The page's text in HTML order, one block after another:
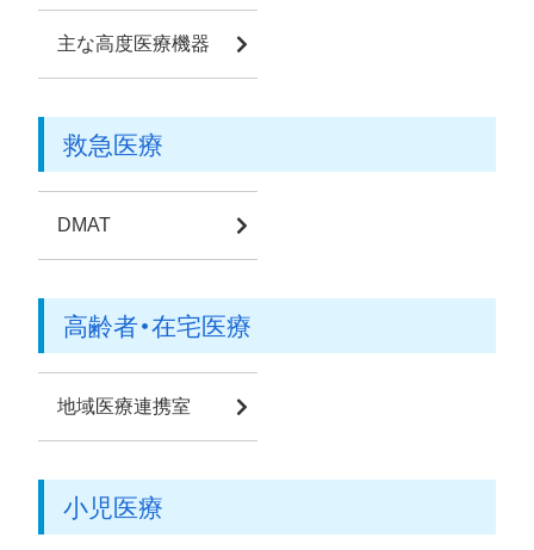
主な高度医療機器
救急医療
DMAT
高齢者・在宅医療
地域医療連携室
小児医療